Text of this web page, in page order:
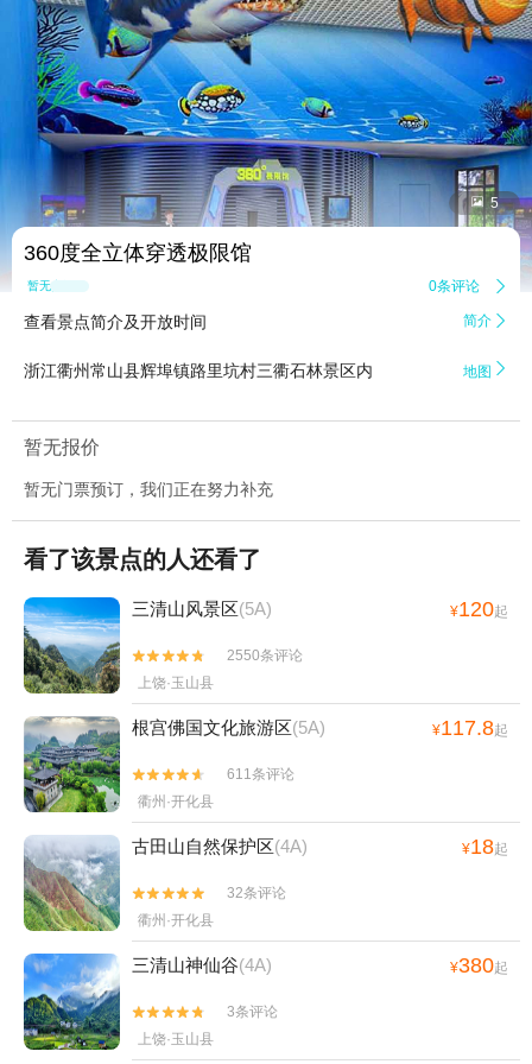
 5
360度全立体穿透极限馆
暂无点评 0条评论 
查看景点简介及开放时间 简介 
浙江衢州常山县辉埠镇路里坑村三衢石林景区内 地图 
暂无报价
暂无门票预订，我们正在努力补充
看了该景点的人还看了
三清山风景区(5A) ¥120起


2550条评论
上饶·玉山县
根宫佛国文化旅游区(5A) ¥117.8起


611条评论
衢州·开化县
古田山自然保护区(4A) ¥18起


32条评论
衢州·开化县
三清山神仙谷(4A) ¥380起


3条评论
上饶·玉山县
